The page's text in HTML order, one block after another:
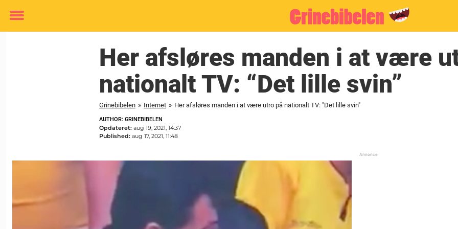
Toggle
Her afsløres manden i at være
nationalt TV: “Det lille svin”
Grinebibelen » Internet » Her afsløres manden i at være utro på nationalt TV: "Det lille svin"
AUTHOR: GRINEBIBELEN
Opdateret: aug 19, 2021, 14:37
Published: aug 17, 2021, 11:48